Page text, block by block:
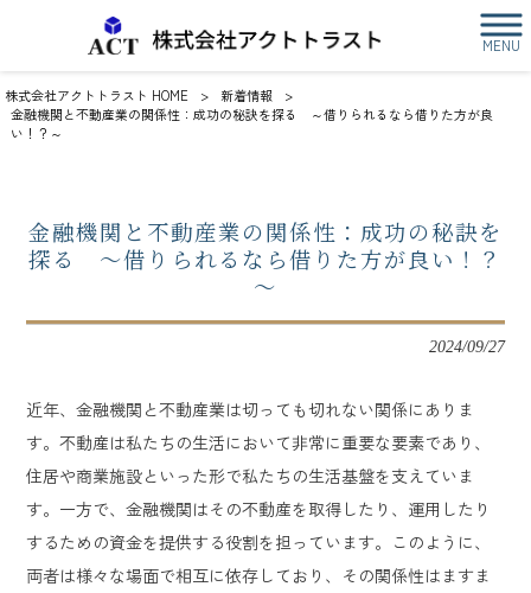
MENU
株式会社アクトトラスト HOME > 新着情報
>
金融機関と不動産業の関係性：成功の秘訣を探る ～借りられるなら借りた方が良
い！？～
金融機関と不動産業の関係性：成功の秘訣を
探る ～借りられるなら借りた方が良い！？
～
2024/09/27
近年、金融機関と不動産業は切っても切れない関係にありま
す。不動産は私たちの生活において非常に重要な要素であり、
住居や商業施設といった形で私たちの生活基盤を支えていま
す。一方で、金融機関はその不動産を取得したり、運用したり
するための資金を提供する役割を担っています。このように、
両者は様々な場面で相互に依存しており、その関係性はますま